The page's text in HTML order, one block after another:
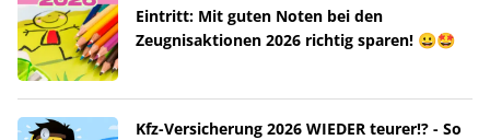
Eintritt: Mit guten Noten bei den
Zeugnisaktionen 2026 richtig sparen! 😀🤩
Kfz-Versicherung 2026 WIEDER teurer!? - So